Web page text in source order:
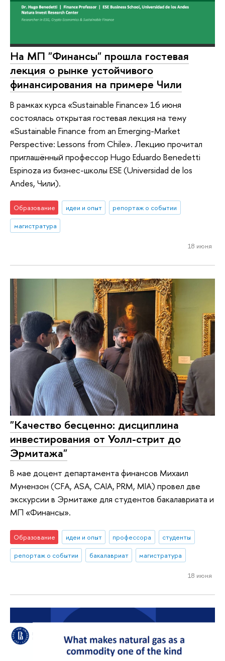
На МП "Финансы" прошла гостевая
лекция о рынке устойчивого
финансирования на примере Чили
В рамках курса «Sustainable Finance» 16 июня
состоялась открытая гостевая лекция на тему
«Sustainable Finance from an Emerging-Market
Perspective: Lessons from Chile». Лекцию прочитал
приглашённый профессор Hugo Eduardo Benedetti
Espinoza из бизнес-школы ESE (Universidad de los
Andes, Чили).
Образование идеи и опыт
репортаж о событии
магистратура
18 июня
"Качество бесценно: дисциплина
инвестирования от Уолл-стрит до
Эрмитажа"
В мае доцент департамента финансов Михаил
Мунензон (CFA, ASA, CAIA, PRM, MIA) провел две
экскурсии в Эрмитаже для студентов бакалавриата и
МП «Финансы».
Образование идеи и опыт профессора
студенты
репортаж о событии
бакалавриат магистратура
18 июня